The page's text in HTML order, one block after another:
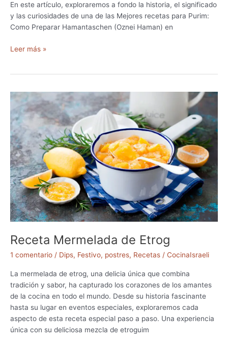
s
d
e
p
a
r
r
a
r
e
l
l
e
n
a
s
En este artículo, exploraremos a fondo la historia, el significado
y las curiosidades de una de las Mejores recetas para Purim:
Como Preparar Hamantaschen (Oznei Haman) en
R
t
m
a
n
t
a
s
c
h
n
z
n
e
i
H
a
Leer más »
Receta Mermelada de Etrog
1 comentario / Dips, Festivo, postres, Recetas / CocinaIsraeli
La mermelada de etrog, una delicia única que combina
tradición y sabor, ha capturado los corazones de los amantes
de la cocina en todo el mundo. Desde su historia fascinante
hasta su lugar en eventos especiales, exploraremos cada
aspecto de esta receta especial paso a paso. Una experiencia
única con su deliciosa mezcla de etroguim